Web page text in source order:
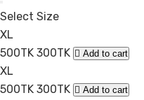
Select Size
XL
500TK 300TK Add to cart
XL
500TK 300TK Add to cart